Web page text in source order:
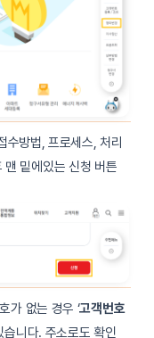
수방법, 프로세스, 처리
밑에있는 신청 버튼
가 없는 경우 ‘고객번호
습니다. 주소로도 확인